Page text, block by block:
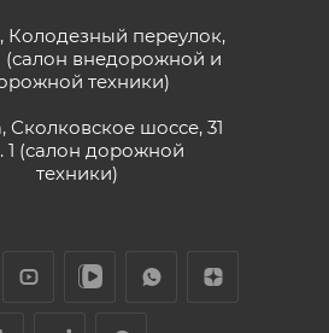
Колодезный переулок,
(салон внедорожной и
техники)
Сколковское шоссе, 31
1 (салон дорожной
техники)